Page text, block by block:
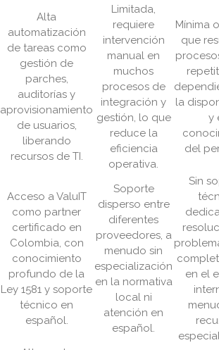
Alta
automatización
de tareas como
gestión de
parches,
auditorías y
aprovisionamiento
de usuarios,
liberando
recursos de TI.
Limitada,
requiere
intervención
manual en
muchos
procesos de
integración y
gestión, lo que
reduce la
eficiencia
operativa.
Mínima
que
la
y
del
Acceso a ValuIT
como partner
certificado en
Colombia, con
conocimiento
profundo de la
Ley 1581 y soporte
técnico en
español.
Soporte
disperso entre
diferentes
proveedores, a
menudo sin
especialización
en la normativa
local ni
atención en
español.
Sin
en el